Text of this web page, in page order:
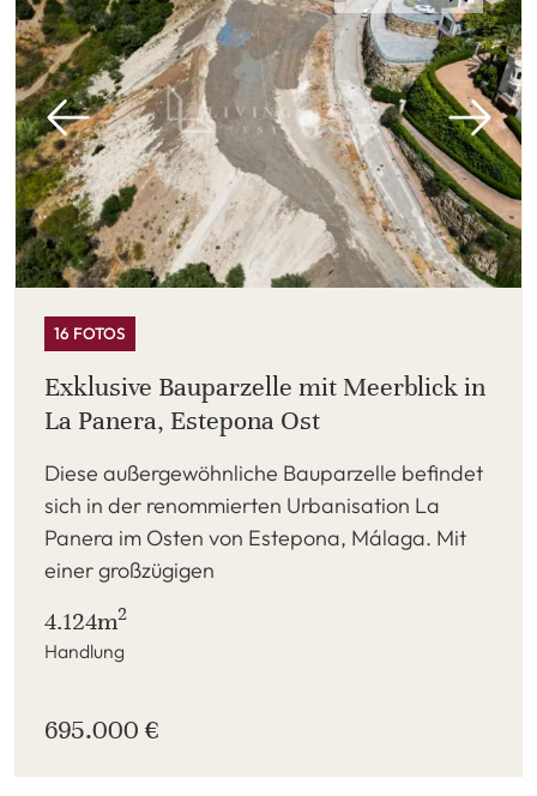
16 FOTOS
Exklusive Bauparzelle mit Meerblick in
La Panera, Estepona Ost
Diese außergewöhnliche Bauparzelle befindet
sich in der renommierten Urbanisation La
Panera im Osten von Estepona, Málaga. Mit
einer großzügigen
4.124m2
Handlung
695.000 €